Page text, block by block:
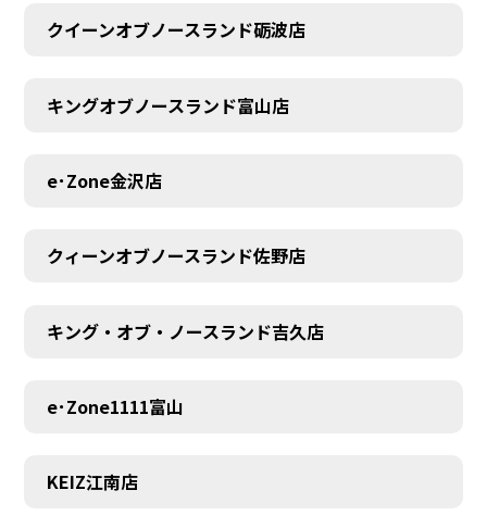
クイーンオブノースランド砺波店
キングオブノースランド富山店
e･Zone金沢店
クィーンオブノースランド佐野店
キング・オブ・ノースランド吉久店
e･Zone1111富山
KEIZ江南店